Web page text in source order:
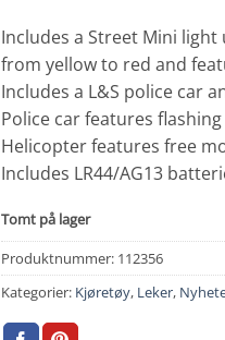
Includes a Street Mini
from yellow to red and
Includes a L&S police car
Police car features
Helicopter features free
Includes LR44/AG13
Tomt på lager
Produktnummer: 112356
Kategorier: Kjøretøy, Leker,